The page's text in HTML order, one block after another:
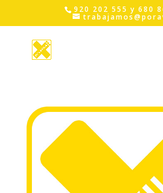
content
920 202 555 y 680